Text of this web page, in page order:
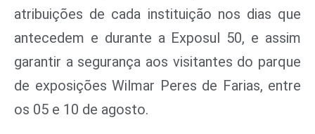
atribuições de cada instituição nos dias que
antecedem e durante a Exposul 50, e assim
garantir a segurança aos visitantes do parque
de exposições Wilmar Peres de Farias, entre
os 05 e 10 de agosto.